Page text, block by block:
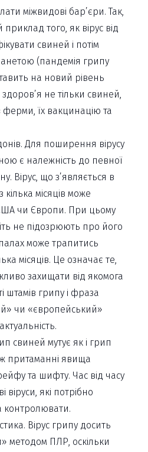
міжвидові бар’єри. Так,
того, як вірус від
свиней і потім
(пандемія грипу
на новий рівень
не тільки свиней,
ферми, їх вакцинацію та
Для поширення вірусу
є належність до певної
Вірус, що з’являється в
кілька місяців може
чи Європи. При цьому
не підозрюють про його
може трапитись
місяців. Це означає те,
захищати від якомога
штамів грипу і фраза
чи «європейський»
свиней мутує як і грип
притаманні явища
та шифту. Час від часу
віруси, які потрібно
контролювати.
Вірус грипу досить
методом ПЛР, оскільки